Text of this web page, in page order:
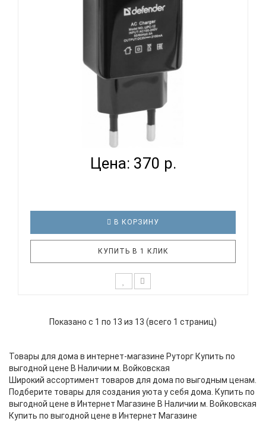
портативной электроники (планшетные
компьютеры, мобильные телефоны, смартфоны,
навигатор..
DEFENDER UPС-12 - БЛОК ПИТАНИЯ
Цена: 370 р.
В КОРЗИНУ
КУПИТЬ В 1 КЛИК
Небольшие размеры делают устройство
подключить к большинству розеток Защита от
перегрузки и короткого замыкания Помогает обе..
Показано с 1 по 13 из 13 (всего 1 страниц)
Товары для дома в интернет-магазине Руторг Купить по
выгодной цене В Наличии м. Войковская
Широкий ассортимент товаров для дома по выгодным ценам.
Подберите товары для создания уюта у себя дома. Купить по
выгодной цене в Интернет Магазине В Наличии м. Войковская
Купить по выгодной цене в Интернет Магазине